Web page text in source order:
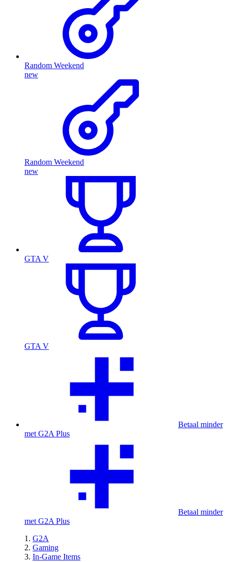
Random Weekend
new
Random Weekend
new
GTA V
GTA V
Betaal minder
met G2A Plus
Betaal minder
met G2A Plus
G2A
Gaming
In-Game Items